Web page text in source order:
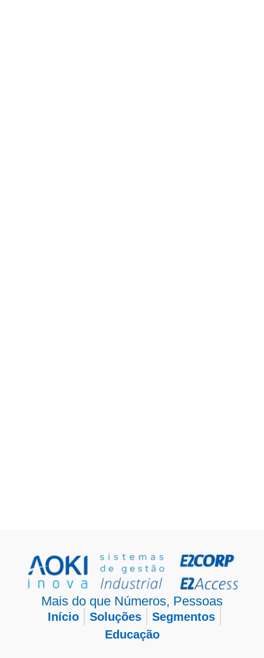
Mais do que Números, Pessoas
Início Soluções
Segmentos
Educação